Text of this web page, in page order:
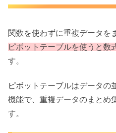
関数を使わずに重複データを
ピボットテーブルを使うと数
す。
ピボットテーブルはデータの
機能で、重複データのまとめ
す。